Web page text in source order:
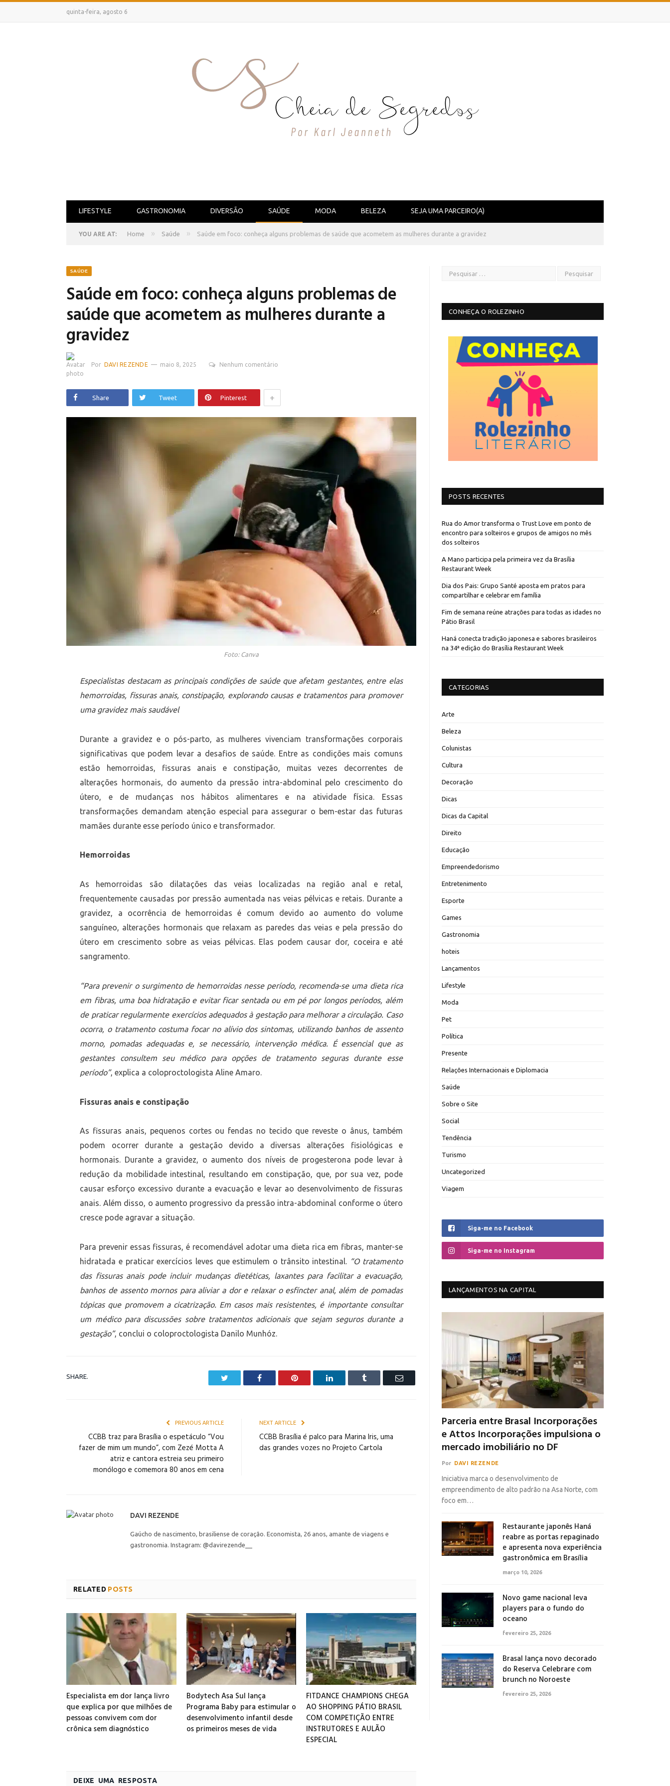
quinta-feira, agosto 6
LIFESTYLE GASTRONOMIA DIVERSÃO SAÚDE MODA BELEZA SEJA UMA PARCEIRO(A)
YOU ARE AT: Home » Saúde » Saúde em foco: conheça alguns problemas de saúde que acometem as mulheres durante a gravidez
SAÚDE
Saúde em foco: conheça alguns problemas de
saúde que acometem as mulheres durante a
gravidez
Por DAVI REZENDE maio 8, 2025 Nenhum comentário
Share Tweet Pinterest +
Foto: Canva
Especialistas destacam as principais condições de saúde que afetam gestantes, entre elas
hemorroidas, fissuras anais, constipação, explorando causas e tratamentos para promover
uma gravidez mais saudável
Durante a gravidez e o pós-parto, as mulheres vivenciam transformações corporais
significativas que podem levar a desafios de saúde. Entre as condições mais comuns
estão hemorroidas, fissuras anais e constipação, muitas vezes decorrentes de
alterações hormonais, do aumento da pressão intra-abdominal pelo crescimento do
útero, e de mudanças nos hábitos alimentares e na atividade física. Essas
transformações demandam atenção especial para assegurar o bem-estar das futuras
mamães durante esse período único e transformador.
Hemorroidas
As hemorroidas são dilatações das veias localizadas na região anal e retal,
frequentemente causadas por pressão aumentada nas veias pélvicas e retais. Durante a
gravidez, a ocorrência de hemorroidas é comum devido ao aumento do volume
sanguíneo, alterações hormonais que relaxam as paredes das veias e pela pressão do
útero em crescimento sobre as veias pélvicas. Elas podem causar dor, coceira e até
sangramento.
“Para prevenir o surgimento de hemorroidas nesse período, recomenda-se uma dieta rica
em fibras, uma boa hidratação e evitar ficar sentada ou em pé por longos períodos, além
de praticar regularmente exercícios adequados à gestação para melhorar a circulação. Caso
ocorra, o tratamento costuma focar no alívio dos sintomas, utilizando banhos de assento
morno, pomadas adequadas e, se necessário, intervenção médica. É essencial que as
gestantes consultem seu médico para opções de tratamento seguras durante esse
período”, explica a coloproctologista Aline Amaro.
Fissuras anais e constipação
As fissuras anais, pequenos cortes ou fendas no tecido que reveste o ânus, também
podem ocorrer durante a gestação devido a diversas alterações fisiológicas e
hormonais. Durante a gravidez, o aumento dos níveis de progesterona pode levar à
redução da mobilidade intestinal, resultando em constipação, que, por sua vez, pode
causar esforço excessivo durante a evacuação e levar ao desenvolvimento de fissuras
anais. Além disso, o aumento progressivo da pressão intra-abdominal conforme o útero
cresce pode agravar a situação.
Para prevenir essas fissuras, é recomendável adotar uma dieta rica em fibras, manter-se
hidratada e praticar exercícios leves que estimulem o trânsito intestinal. “O tratamento
das fissuras anais pode incluir mudanças dietéticas, laxantes para facilitar a evacuação,
banhos de assento mornos para aliviar a dor e relaxar o esfíncter anal, além de pomadas
tópicas que promovem a cicatrização. Em casos mais resistentes, é importante consultar
um médico para discussões sobre tratamentos adicionais que sejam seguros durante a
gestação”, conclui o coloproctologista Danilo Munhóz.
SHARE. Facebook Pinterest LinkedIn Tumblr Email
PREVIOUS ARTICLE
CCBB traz para Brasília o espetáculo “Vou
fazer de mim um mundo”, com Zezé Motta A
atriz e cantora estreia seu primeiro
monólogo e comemora 80 anos em cena
NEXT ARTICLE
CCBB Brasília é palco para Marina Iris, uma
das grandes vozes no Projeto Cartola
DAVI REZENDE
Gaúcho de nascimento, brasiliense de coração. Economista, 26 anos, amante de viagens e
gastronomia. Instagram: @davirezende__
RELATED POSTS
Especialista em dor lança livro
que explica por que milhões de
pessoas convivem com dor
crônica sem diagnóstico
Bodytech Asa Sul lança
Programa Baby para estimular o
desenvolvimento infantil desde
os primeiros meses de vida
FITDANCE CHAMPIONS CHEGA
AO SHOPPING PÁTIO BRASIL
COM COMPETIÇÃO ENTRE
INSTRUTORES E AULÃO
ESPECIAL
DEIXE UMA RESPOSTA
CONHEÇA O ROLEZINHO
POSTS RECENTES
Rua do Amor transforma o Trust Love em ponto de
encontro para solteiros e grupos de amigos no mês
dos solteiros
A Mano participa pela primeira vez da Brasília
Restaurant Week
Dia dos Pais: Grupo Santé aposta em pratos para
compartilhar e celebrar em família
Fim de semana reúne atrações para todas as idades no
Pátio Brasil
Haná conecta tradição japonesa e sabores brasileiros
na 34ª edição do Brasília Restaurant Week
CATEGORIAS
Arte
Beleza
Colunistas
Cultura
Decoração
Dicas
Dicas da Capital
Direito
Educação
Empreendedorismo
Entretenimento
Esporte
Games
Gastronomia
hoteis
Lançamentos
Lifestyle
Moda
Pet
Política
Presente
Relações Internacionais e Diplomacia
Saúde
Sobre o Site
Social
Tendência
Turismo
Uncategorized
Viagem
Siga-me no Facebook
Siga-me no Instagram
LANÇAMENTOS NA CAPITAL
Parceria entre Brasal Incorporações
e Attos Incorporações impulsiona o
mercado imobiliário no DF
Por DAVI REZENDE
Iniciativa marca o desenvolvimento de
empreendimento de alto padrão na Asa Norte, com
foco em…
Restaurante japonês Haná
reabre as portas repaginado
e apresenta nova experiência
gastronômica em Brasília
março 10, 2026
Novo game nacional leva
players para o fundo do
oceano
fevereiro 25, 2026
Brasal lança novo decorado
do Reserva Celebrare com
brunch no Noroeste
fevereiro 25, 2026